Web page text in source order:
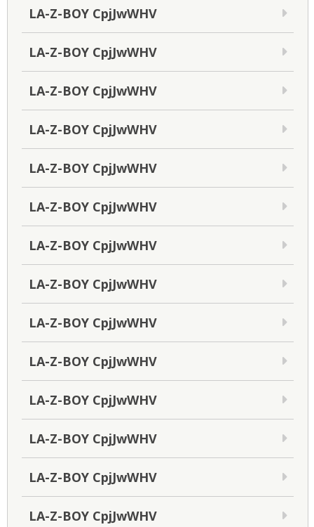
LA-Z-BOY CpjJwWHV
LA-Z-BOY CpjJwWHV
LA-Z-BOY CpjJwWHV
LA-Z-BOY CpjJwWHV
LA-Z-BOY CpjJwWHV
LA-Z-BOY CpjJwWHV
LA-Z-BOY CpjJwWHV
LA-Z-BOY CpjJwWHV
LA-Z-BOY CpjJwWHV
LA-Z-BOY CpjJwWHV
LA-Z-BOY CpjJwWHV
LA-Z-BOY CpjJwWHV
LA-Z-BOY CpjJwWHV
LA-Z-BOY CpjJwWHV